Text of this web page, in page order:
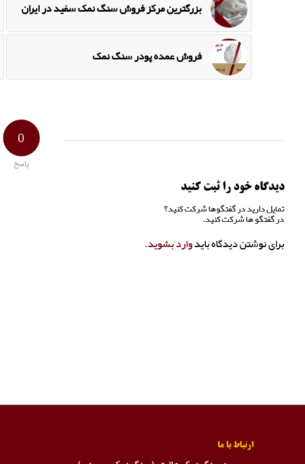
بزرگترین مرکز فروش سنگ نمک سفید در ایران
فروش عمده پودر سنگ نمک
0
پاسخ
دیدگاه خود را ثبت کنید
تمایل دارید در گفتگوها شرکت کنید؟
در گفتگو ها شرکت کنید.
برای نوشتن دیدگاه بایدوارد بشوید.
ارتباط با ما